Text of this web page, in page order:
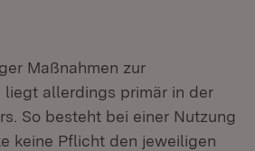
Maßnahmen zur
liegt allerdings primär in der
So besteht bei einer Nutzung
keine Pflicht den jeweiligen